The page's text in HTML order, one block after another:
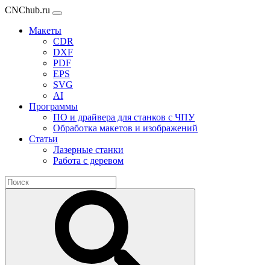
CNChub.ru
Макеты
CDR
DXF
PDF
EPS
SVG
AI
Программы
ПО и драйвера для станков с ЧПУ
Обработка макетов и изображений
Статьи
Лазерные станки
Работа с деревом